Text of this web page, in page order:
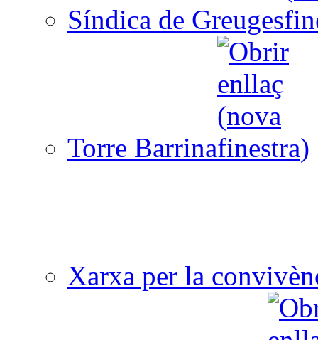
Síndica de Greuges
Torre Barrina
Xarxa per la